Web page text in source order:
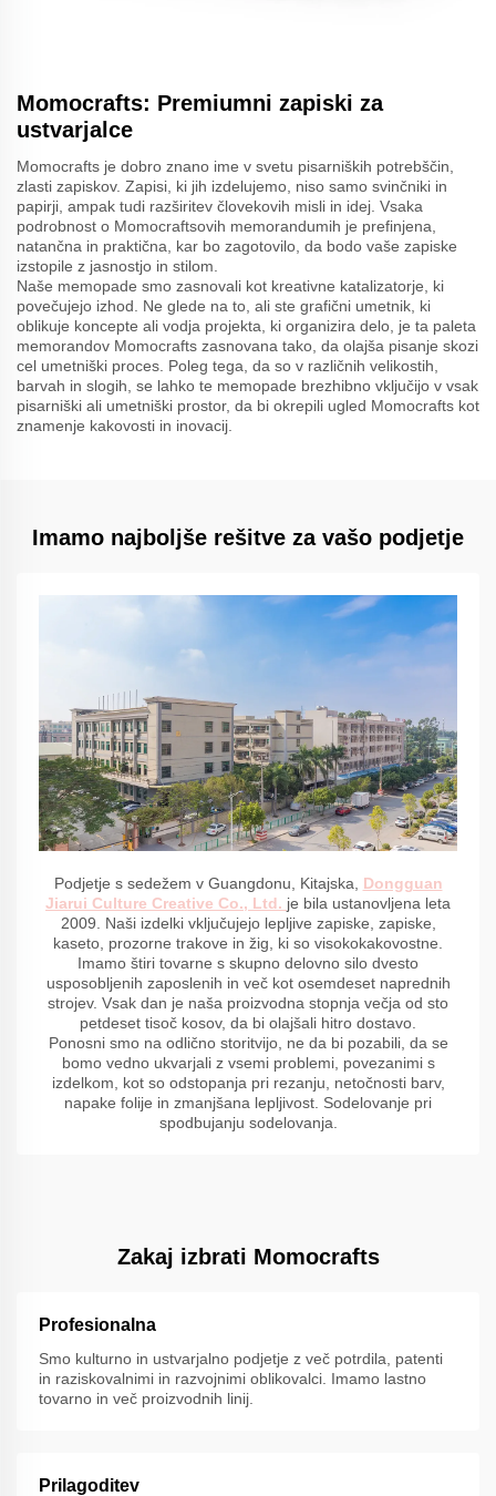
Momocrafts: Premiumni zapiski za
ustvarjalce
Momocrafts je dobro znano ime v svetu pisarniških potrebščin,
zlasti zapiskov. Zapisi, ki jih izdelujemo, niso samo svinčniki in
papirji, ampak tudi razširitev človekovih misli in idej. Vsaka
podrobnost o Momocraftsovih memorandumih je prefinjena,
natančna in praktična, kar bo zagotovilo, da bodo vaše zapiske
izstopile z jasnostjo in stilom.
Naše memopade smo zasnovali kot kreativne katalizatorje, ki
povečujejo izhod. Ne glede na to, ali ste grafični umetnik, ki
oblikuje koncepte ali vodja projekta, ki organizira delo, je ta paleta
memorandov Momocrafts zasnovana tako, da olajša pisanje skozi
cel umetniški proces. Poleg tega, da so v različnih velikostih,
barvah in slogih, se lahko te memopade brezhibno vključijo v vsak
pisarniški ali umetniški prostor, da bi okrepili ugled Momocrafts kot
znamenje kakovosti in inovacij.
Imamo najboljše rešitve za vašo podjetje
Podjetje s sedežem v Guangdonu, Kitajska, Dongguan
Jiarui Culture Creative Co., Ltd. je bila ustanovljena leta
2009. Naši izdelki vključujejo lepljive zapiske, zapiske,
kaseto, prozorne trakove in žig, ki so visokokakovostne.
Imamo štiri tovarne s skupno delovno silo dvesto
usposobljenih zaposlenih in več kot osemdeset naprednih
strojev. Vsak dan je naša proizvodna stopnja večja od sto
petdeset tisoč kosov, da bi olajšali hitro dostavo.
Ponosni smo na odlično storitvijo, ne da bi pozabili, da se
bomo vedno ukvarjali z vsemi problemi, povezanimi s
izdelkom, kot so odstopanja pri rezanju, netočnosti barv,
napake folije in zmanjšana lepljivost. Sodelovanje pri
spodbujanju sodelovanja.
Zakaj izbrati Momocrafts
Profesionalna
Smo kulturno in ustvarjalno podjetje z več potrdila, patenti
in raziskovalnimi in razvojnimi oblikovalci. Imamo lastno
tovarno in več proizvodnih linij.
Prilagoditev